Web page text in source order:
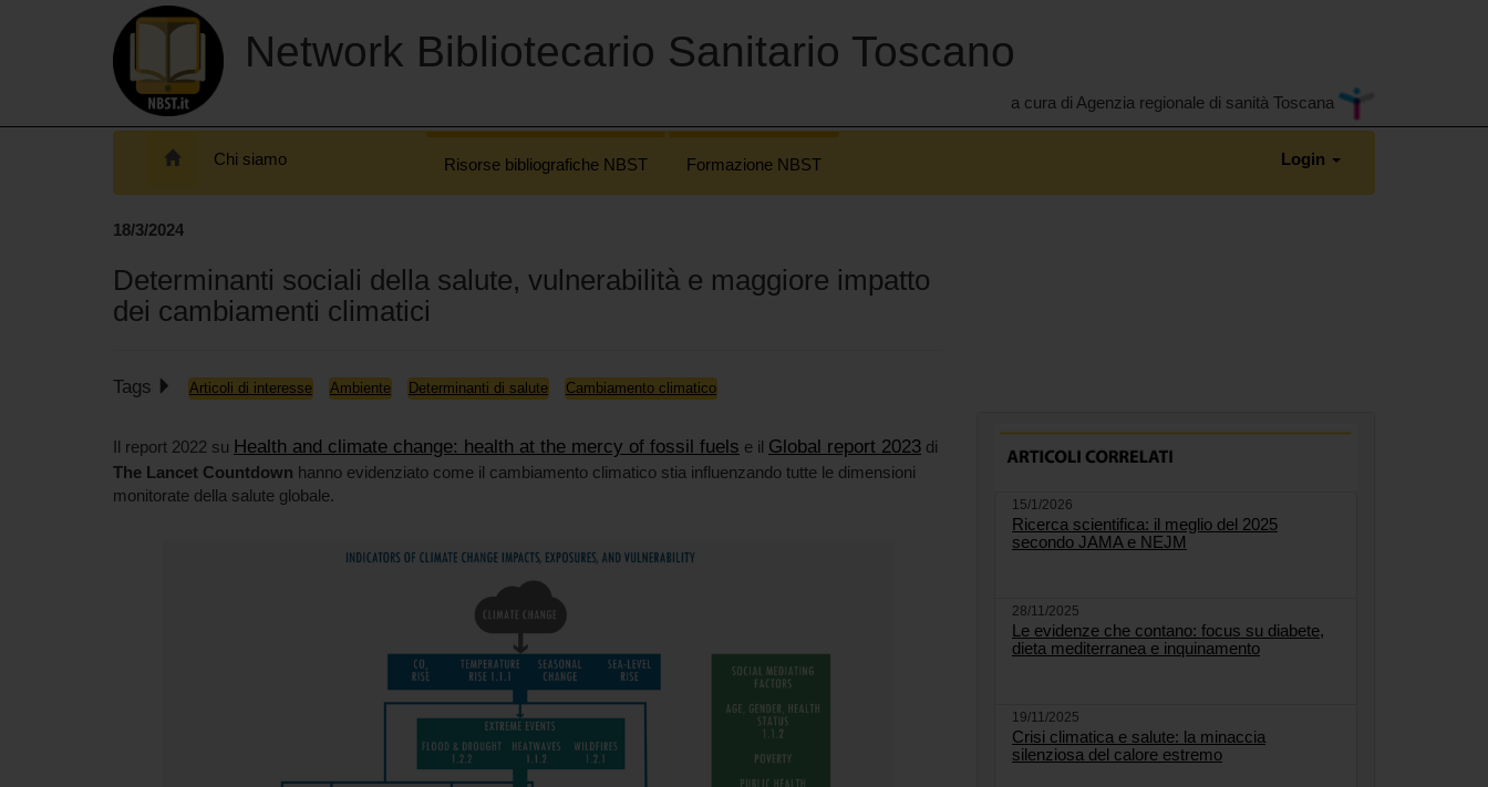
Network Bibliotecario Sanitario Toscano
a cura di Agenzia regionale di sanità Toscana
Chi siamo Risorse bibliografiche NBST Formazione NBST Login
18/3/2024
Determinanti sociali della salute, vulnerabilità e maggiore impatto
dei cambiamenti climatici
Tags Articoli di interesse Ambiente Determinanti di salute Cambiamento climatico
Il report 2022 su Health and climate change: health at the mercy of fossil fuels e il Global report 2023 di
The Lancet Countdown hanno evidenziato come il cambiamento climatico stia influenzando tutte le dimensioni
monitorate della salute globale.
15/1/2026
Ricerca scientifica: il meglio del 2025
secondo JAMA e NEJM
28/11/2025
Le evidenze che contano: focus su diabete,
dieta mediterranea e inquinamento
19/11/2025
Crisi climatica e salute: la minaccia
silenziosa del calore estremo